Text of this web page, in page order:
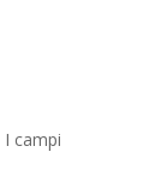
I campi